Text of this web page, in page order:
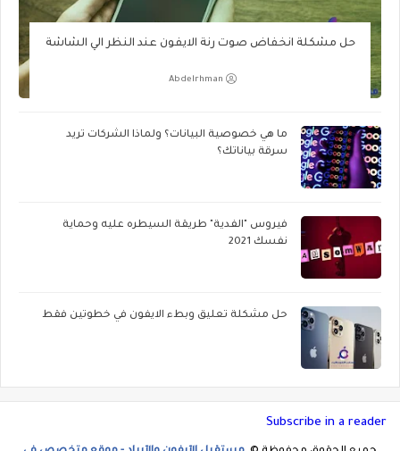
حل مشكلة انخفاض صوت رنة الايفون عند النظر الي الشاشة
Abdelrhman
ما هي خصوصية البيانات؟ ولماذا الشركات تريد
سرقة بياناتك؟
فيروس "الفدية" طريقة السيطره عليه وحماية
نفسك 2021
حل مشكلة تعليق وبطء الايفون في خطوتين فقط
Subscribe in a reader